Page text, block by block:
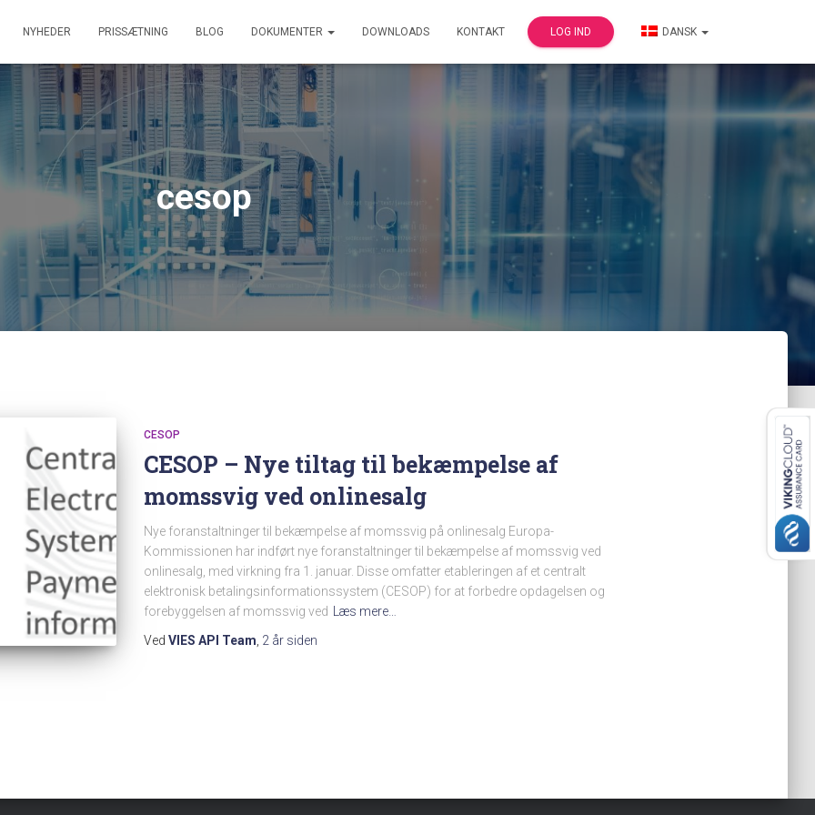
NYHEDER PRISSÆTNING BLOG DOKUMENTER DOWNLOADS KONTAKT LOG IND DANSK
cesop
CESOP
CESOP – Nye tiltag til bekæmpelse af
momssvig ved onlinesalg
Nye foranstaltninger til bekæmpelse af momssvig på onlinesalg Europa-
Kommissionen har indført nye foranstaltninger til bekæmpelse af momssvig ved
onlinesalg, med virkning fra 1. januar. Disse omfatter etableringen af et centralt
elektronisk betalingsinformationssystem (CESOP) for at forbedre opdagelsen og
forebyggelsen af momssvig ved
Læs mere…
Ved VIES API Team 2 årsiden